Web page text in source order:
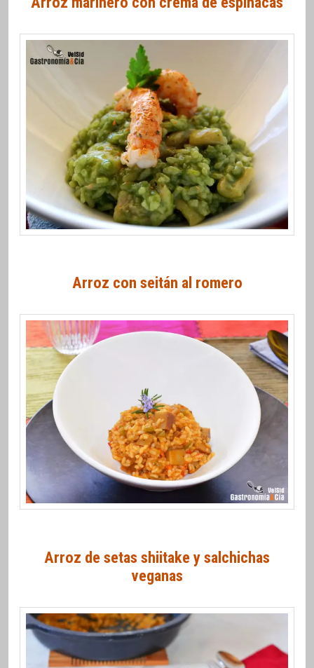
Arroz con seitán al romero
Arroz de setas shiitake y salchichas
veganas